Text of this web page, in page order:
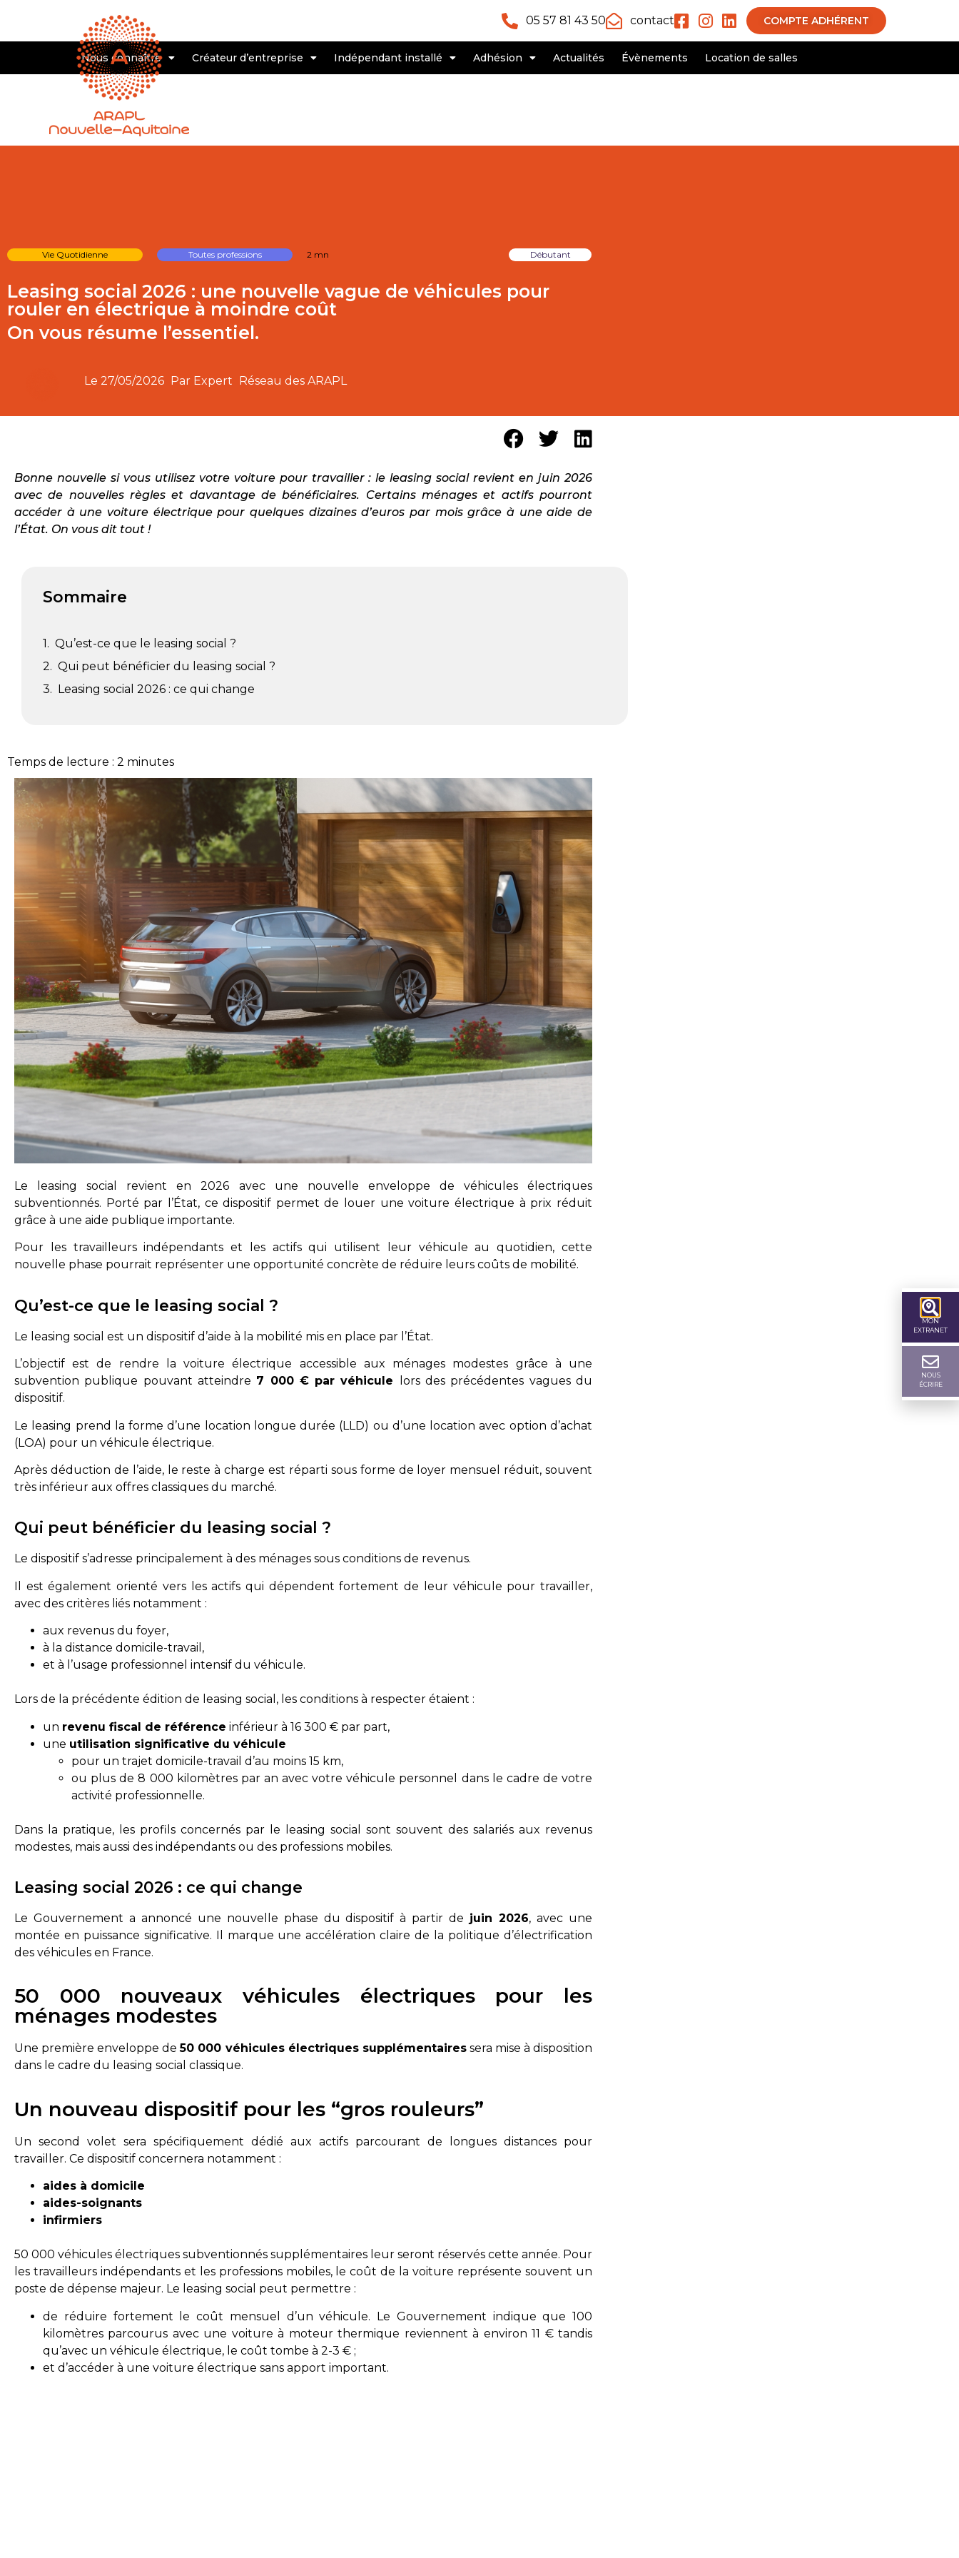
05 57 81 43 50 contact COMPTE ADHÉRENT
Nous connaître Créateur d’entreprise Indépendant installé Adhésion Actualités Évènements Location de salles
Vie Quotidienne Toutes professions 2 mn Débutant
Leasing social 2026 : une nouvelle vague de véhicules pour
rouler en électrique à moindre coût
On vous résume l’essentiel.
Le 27/05/2026 Par Expert Réseau des ARAPL
Bonne nouvelle si vous utilisez votre voiture pour travailler : le leasing social revient en juin 2026
avec de nouvelles règles et davantage de bénéficiaires. Certains ménages et actifs pourront
accéder à une voiture électrique pour quelques dizaines d’euros par mois grâce à une aide de
l’État. On vous dit tout !
Sommaire
Qu’est-ce que le leasing social ?
Qui peut bénéficier du leasing social ?
Leasing social 2026 : ce qui change
Temps de lecture : 2 minutes
Le leasing social revient en 2026 avec une nouvelle enveloppe de véhicules électriques
subventionnés. Porté par l’État, ce dispositif permet de louer une voiture électrique à prix réduit
grâce à une aide publique importante.
Pour les travailleurs indépendants et les actifs qui utilisent leur véhicule au quotidien, cette
nouvelle phase pourrait représenter une opportunité concrète de réduire leurs coûts de mobilité.
Qu’est-ce que le leasing social ?
Le leasing social est un dispositif d’aide à la mobilité mis en place par l’État.
L’objectif est de rendre la voiture électrique accessible aux ménages modestes grâce à une
subvention publique pouvant atteindre 7 000 € par véhicule
lors des précédentes vagues du
dispositif.
Le leasing prend la forme d’une location longue durée (LLD) ou d’une location avec option d’achat
(LOA) pour un véhicule électrique.
Après déduction de l’aide, le reste à charge est réparti sous forme de loyer mensuel réduit, souvent
très inférieur aux offres classiques du marché.
Qui peut bénéficier du leasing social ?
Le dispositif s’adresse principalement à des ménages sous conditions de revenus.
Il est également orienté vers les actifs qui dépendent fortement de leur véhicule pour travailler,
avec des critères liés notamment :
aux revenus du foyer,
à la distance domicile-travail,
et à l’usage professionnel intensif du véhicule.
Lors de la précédente édition de leasing social, les conditions à respecter étaient :
un revenu fiscal de référence inférieur à 16 300 € par part,
une utilisation significative du véhicule
pour un trajet domicile-travail d’au moins 15 km,
ou plus de 8 000 kilomètres par an avec votre véhicule personnel dans le cadre de votre
activité professionnelle.
Dans la pratique, les profils concernés par le leasing social sont souvent des salariés aux revenus
modestes, mais aussi des indépendants ou des professions mobiles.
Leasing social 2026 : ce qui change
Le Gouvernement a annoncé une nouvelle phase du dispositif à partir de juin 2026, avec une
montée en puissance significative. Il marque une accélération claire de la politique d’électrification
des véhicules en France.
50 000 nouveaux véhicules électriques pour les
ménages modestes
Une première enveloppe de50 000 véhicules électriques supplémentairessera mise à disposition
dans le cadre du leasing social classique.
Un nouveau dispositif pour les “gros rouleurs”
Un second volet sera spécifiquement dédié aux actifs parcourant de longues distances pour
travailler. Ce dispositif concernera notamment :
aides à domicile
aides-soignants
infirmiers
50 000 véhicules électriques subventionnés supplémentaires leur seront réservés cette année. Pour
les travailleurs indépendants et les professions mobiles, le coût de la voiture représente souvent un
poste de dépense majeur. Le leasing social peut permettre :
de réduire fortement le coût mensuel d’un véhicule. Le Gouvernement indique que 100
kilomètres parcourus avec une voiture à moteur thermique reviennent à environ 11 € tandis
qu’avec un véhicule électrique, le coût tombe à 2-3 € ;
et d’accéder à une voiture électrique sans apport important.
MON
EXTRANET
NOUS
ÉCRIRE